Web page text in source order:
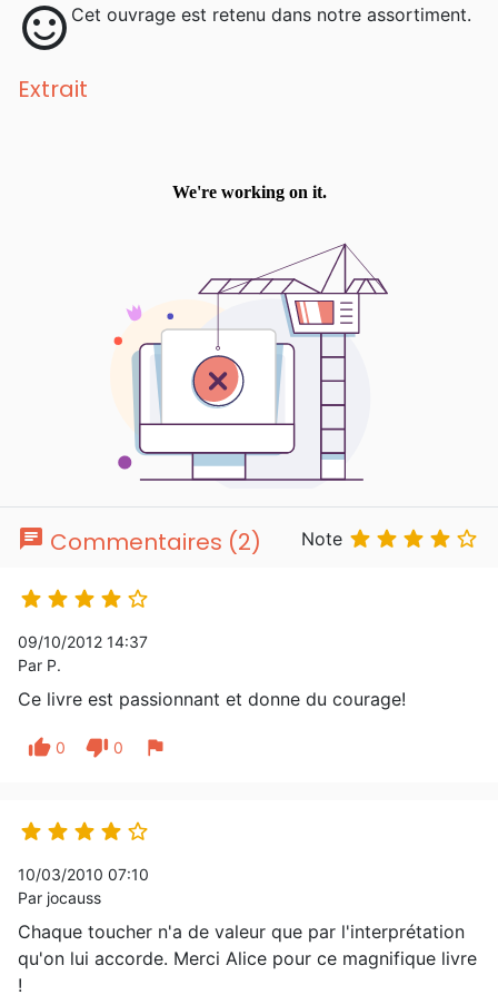
sentiment_satisfied Cet ouvrage est retenu dans notre assortiment.
Extrait
chat Commentaires (2) Note     
    
09/10/2012 14:37
Par P.
Ce livre est passionnant et donne du courage!
thumb_up 0 thumb_down 0 flag
    
10/03/2010 07:10
Par jocauss
Chaque toucher n'a de valeur que par l'interprétation
qu'on lui accorde. Merci Alice pour ce magnifique livre
!